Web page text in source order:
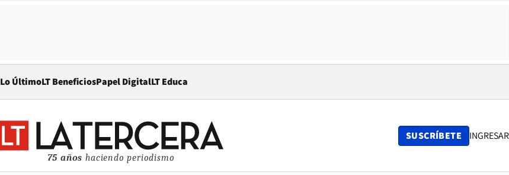
Lo ÚltimoLT BeneficiosPapel DigitalOpens in new window
LT Educa
75 años haciendo periodismo
SUSCRÍBETE INGRESAR